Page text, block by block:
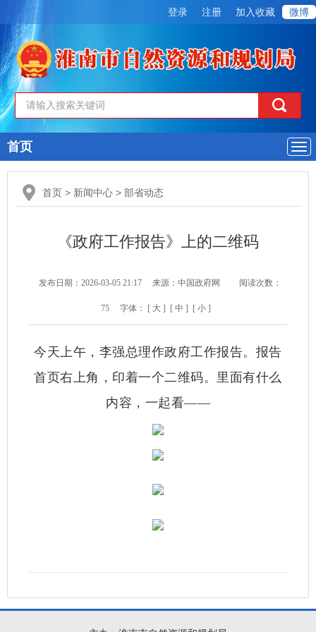
登录 注册 加入收藏 微博
导
航
首页
首页 > 新闻中心 > 部省动态
《政府工作报告》上的二维码
发布日期：2026-03-05 21:17 来源：中国政府网 阅读次数：
75 字体： [ 大 ] [ 中 ] [ 小 ]
今天上午，李强总理作政府工作报告。报告
首页右上角，印着一个二维码。里面有什么
内容，一起看——